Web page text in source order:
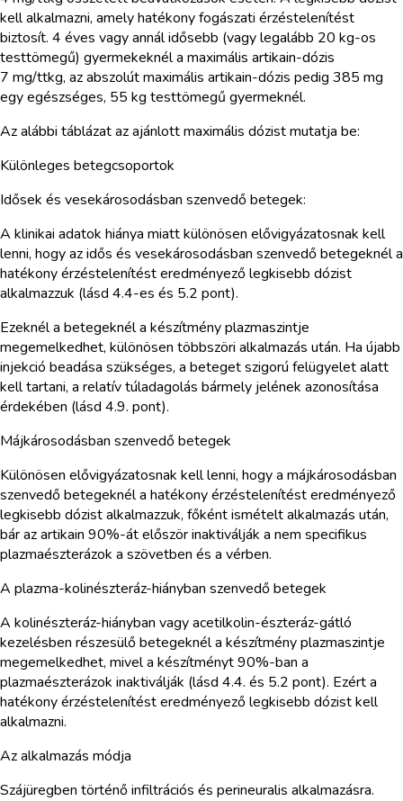
kell alkalmazni, amely hatékony fogászati érzéstelenítést
biztosít. 4 éves vagy annál idősebb (vagy legalább 20 kg-os
testtömegű) gyermekeknél a maximális artikain-dózis
7 mg/ttkg, az abszolút maximális artikain-dózis pedig 385 mg
egy egészséges, 55 kg testtömegű gyermeknél.
Az alábbi táblázat az ajánlott maximális dózist mutatja be:
Különleges betegcsoportok
Idősek és vesekárosodásban szenvedő betegek:
A klinikai adatok hiánya miatt különösen elővigyázatosnak kell
lenni, hogy az idős és vesekárosodásban szenvedő betegeknél a
hatékony érzéstelenítést eredményező legkisebb dózist
alkalmazzuk (lásd 4.4-es és 5.2 pont).
Ezeknél a betegeknél a készítmény plazmaszintje
megemelkedhet, különösen többszöri alkalmazás után. Ha újabb
injekció beadása szükséges, a beteget szigorú felügyelet alatt
kell tartani, a relatív túladagolás bármely jelének azonosítása
érdekében (lásd 4.9. pont).
Májkárosodásban szenvedő betegek
Különösen elővigyázatosnak kell lenni, hogy a májkárosodásban
szenvedő betegeknél a hatékony érzéstelenítést eredményező
legkisebb dózist alkalmazzuk, főként ismételt alkalmazás után,
bár az artikain 90%-át először inaktiválják a nem specifikus
plazmaészterázok a szövetben és a vérben.
A plazma-kolinészteráz-hiányban szenvedő betegek
A kolinészteráz-hiányban vagy acetilkolin-észteráz-gátló
kezelésben részesülő betegeknél a készítmény plazmaszintje
megemelkedhet, mivel a készítményt 90%-ban a
plazmaészterázok inaktiválják (lásd 4.4. és 5.2 pont). Ezért a
hatékony érzéstelenítést eredményező legkisebb dózist kell
alkalmazni.
Az alkalmazás módja
Szájüregben történő infiltrációs és perineuralis alkalmazásra.